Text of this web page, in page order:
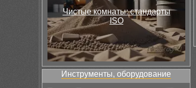
Чистые комнаты: стандарты
ISO
Инструменты, оборудование